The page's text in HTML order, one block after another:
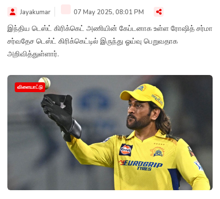
Jayakumar 07 May 2025, 08:01 PM
இந்திய டெஸ்ட் கிரிக்கெட் அணியின் கேப்டனாக உள்ள ரோஷித் சர்மா
சர்வதேச டெஸ்ட் கிரிக்கெட்டில் இருந்து ஓய்வு பெறுவதாக
அறிவித்துள்ளார்.
விளையாட்டு